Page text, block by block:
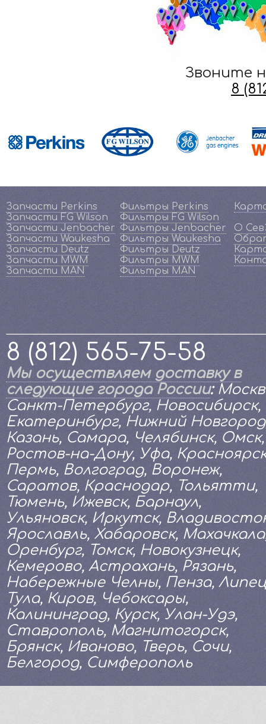
Звоните
8
Запчасти Perkins
Запчасти FG Wilson
Запчасти Jenbacher
Запчасти Waukesha
Запчасти Deutz
Запчасти MWM
Запчасти MAN
Фильтры Perkins
Фильтры FG Wilson
Фильтры Jenbacher
Фильтры Waukesha
Фильтры Deutz
Фильтры MWM
Фильтры MAN
О
8 (812) 565-75-58
Мы осуществляем доставку в
следующие города России:
Санкт-Петербург, Новосибирск,
Екатеринбург, Нижний
Казань, Самара, Челябинск, Омск,
Ростов-на-Дону, Уфа,
Пермь, Волгоград, Воронеж,
Саратов, Краснодар, Тольятти,
Тюмень, Ижевск, Барнаул,
Ульяновск, Иркутск,
Ярославль, Хабаровск,
Оренбург, Томск, Новокузнецк,
Кемерово, Астрахань, Рязань,
Набережные Челны, Пенза,
Тула, Киров, Чебоксары,
Калининград, Курск, Улан-Удэ,
Ставрополь, Магнитогорск,
Брянск, Иваново, Тверь, Сочи,
Белгород, Симферополь